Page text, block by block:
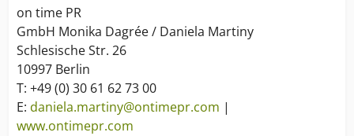
on time PR
GmbH Monika Dagrée / Daniela Martiny
Schlesische Str. 26
10997 Berlin
T: +49 (0) 30 61 62 73 00
E: daniela.martiny@ontimepr.com |
www.ontimepr.com